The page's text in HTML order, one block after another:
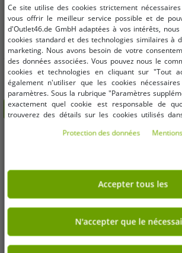
Tailles disponibles
M
Robe stretch Freddy pour femme,
en coton noir, tendance.
Avant: 89,90 €* 23,18 €
dans le panier
Sweat à
Freddy
Avant:
-73%
Ce site utilise des cookies strictement
vous offrir le meilleur service possible et de
d'Outlet46.de GmbH adaptées à vos intérêts,
cookies standard et des technologies similaires à
marketing. Nous avons besoin de votre
des données associées. Vous pouvez nous le
cookies et technologies en cliquant sur "Tout
également n'utiliser que les cookies
paramètres. Sous la rubrique "Paramètres
exactement quel cookie est responsable de
trouverez des détails sur les cookies utilisés
consentement à tout moment. Les
Protection des données
Accepter tous les
N'accepter que le